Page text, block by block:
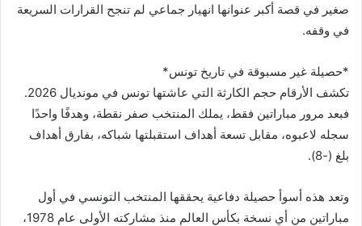
صغير في قصة أكبر عنوانها انهيار جماعي لم تنجح القرارات السريعة
في وقفه.
*حصيلة غير مسبوقة في تاريخ تونس*
تكشف الأرقام حجم الكارثة التي عاشتها تونس في مونديال 2026.
فبعد مرور مباراتين فقط، يملك المنتخب صفر نقطة، وهدفًا واحدًا
سجله لاعبوه، مقابل تسعة أهداف استقبلتها شباكه، بفارق أهداف
بلغ (-8).
وتعد هذه أسوأ حصيلة دفاعية يحققها المنتخب التونسي في أول
مباراتين من أي نسخة بكأس العالم منذ مشاركته الأولى عام 1978،